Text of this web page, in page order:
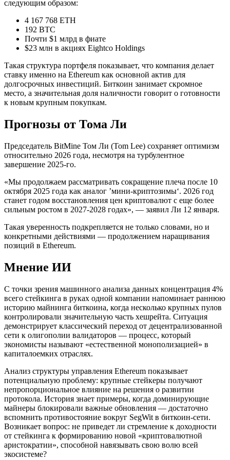
следующим образом:
4 167 768 ETH
192 BTC
Почти $1 млрд в фиате
$23 млн в акциях Eightco Holdings
Такая структура портфеля показывает, что компания делает
ставку именно на Ethereum как основной актив для
долгосрочных инвестиций. Биткоин занимает скромное
место, а значительная доля наличности говорит о готовности
к новым крупным покупкам.
Прогнозы от Тома Ли
Председатель BitMine Том Ли (Tom Lee) сохраняет оптимизм
относительно 2026 года, несмотря на турбулентное
завершение 2025-го.
«Мы продолжаем рассматривать сокращение плеча после 10
октября 2025 года как аналог ’мини-криптозимы‘. 2026 год
станет годом восстановления цен криптовалют с еще более
сильным ростом в 2027-2028 годах», — заявил Ли 12 января.
Такая уверенность подкрепляется не только словами, но и
конкретными действиями — продолжением наращивания
позиций в Ethereum.
Мнение ИИ
С точки зрения машинного анализа данных концентрация 4%
всего стейкинга в руках одной компании напоминает раннюю
историю майнинга биткоина, когда несколько крупных пулов
контролировали значительную часть хешрейта. Ситуация
демонстрирует классический переход от децентрализованной
сети к олигополии валидаторов — процесс, который
экономисты называют «естественной монополизацией» в
капиталоемких отраслях.
Анализ структуры управления Ethereum показывает
потенциальную проблему: крупные стейкеры получают
непропорциональное влияние на решения о развитии
протокола. История знает примеры, когда доминирующие
майнеры блокировали важные обновления — достаточно
вспомнить противостояние вокруг SegWit в биткоин-сети.
Возникает вопрос: не приведет ли стремление к доходности
от стейкинга к формированию новой «криптовалютной
аристократии», способной навязывать свою волю всей
экосистеме?